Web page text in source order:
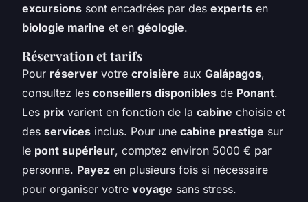
excursions sont encadrées par des experts en
biologie marine et en géologie.
Réservation et tarifs
Pour réserver votre croisière aux Galápagos,
consultez les conseillers disponibles de Ponant.
Les prix varient en fonction de la cabine choisie et
des services inclus. Pour une cabine prestige sur
le pont supérieur, comptez environ 5000 € par
personne. Payez en plusieurs fois si nécessaire
pour organiser votre voyage sans stress.